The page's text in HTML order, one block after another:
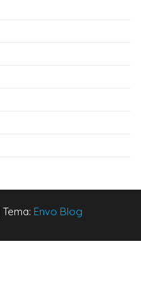
Tema: Envo Blog